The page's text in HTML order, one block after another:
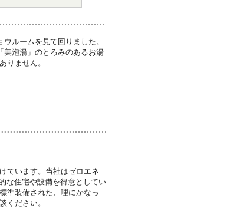
ルームを見て回りました。
美泡湯」のとろみのあるお湯
りません。
ています。当社はゼロエネ
な住宅や設備を得意としてい
準装備された、理にかなっ
ください。